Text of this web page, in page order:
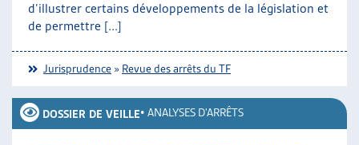
d’illustrer certains développements de la législation et
de permettre [...]
Jurisprudence » Revue des arrêts du TF
DOSSIER DE VEILLE• ANALYSES D'ARRÊTS